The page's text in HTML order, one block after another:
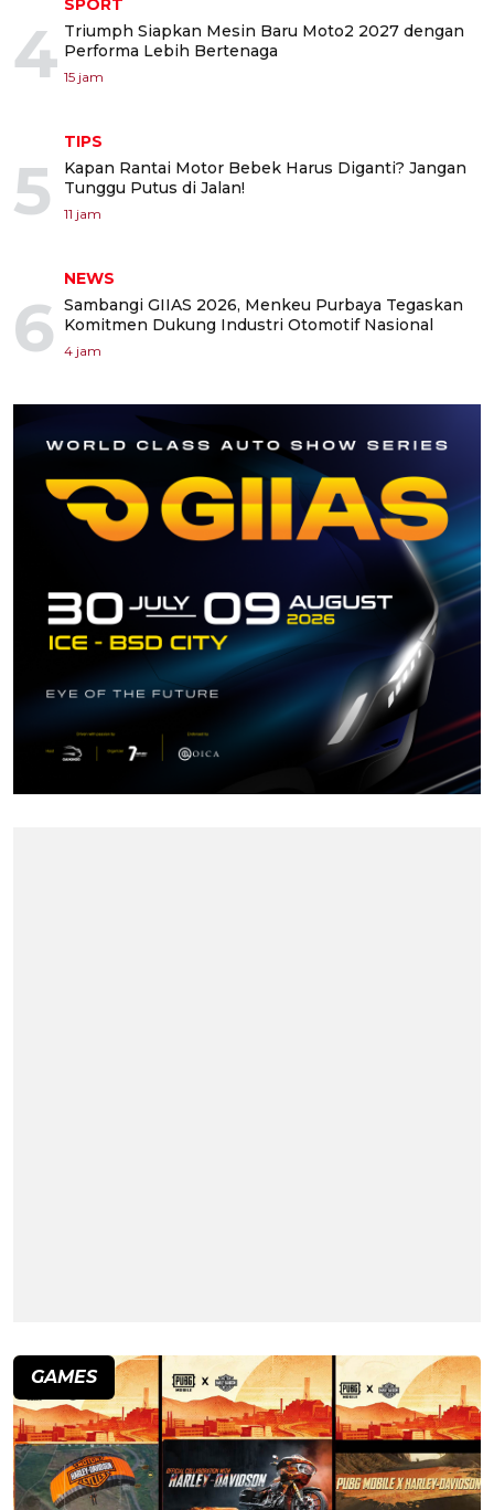
4
SPORT
Triumph Siapkan Mesin Baru Moto2 2027 dengan
Performa Lebih Bertenaga
15 jam
5
TIPS
Kapan Rantai Motor Bebek Harus Diganti? Jangan
Tunggu Putus di Jalan!
11 jam
6
NEWS
Sambangi GIIAS 2026, Menkeu Purbaya Tegaskan
Komitmen Dukung Industri Otomotif Nasional
4 jam
GAMES